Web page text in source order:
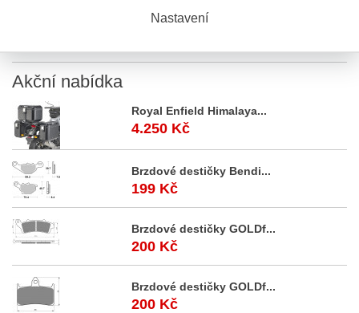
Nastavení
Akční nabídka
Royal Enfield Himalaya...
4.250 Kč
Brzdové destičky Bendi...
199 Kč
Brzdové destičky GOLDf...
200 Kč
Brzdové destičky GOLDf...
200 Kč